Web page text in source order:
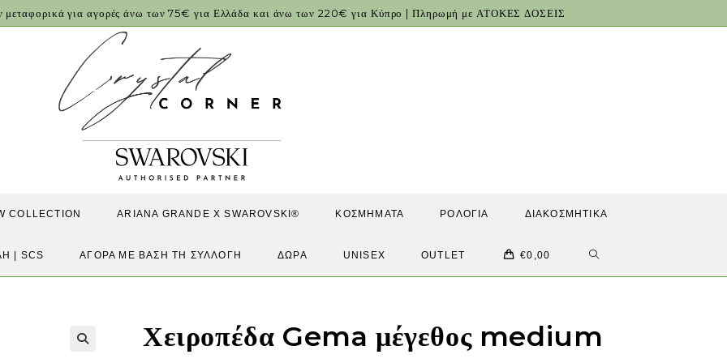
μεταφορικά για αγορές άνω των 75€ για Ελλάδα και άνω των 220€ για Κύπρο | Πληρωμή με ΑΤΟΚΕΣ ΔΟΣΕΙΣ
COLLECTION ARIANA GRANDE X SWAROVSKI® ΚΟΣΜΉΜΑΤΑ ΡΟΛΌΓΙΑ ΔΙΑΚΟΣΜΗΤΙΚΆ
| SCS ΑΓΟΡΆ ΜΕ ΒΆΣΗ ΤΗ ΣΥΛΛΟΓΉ ΔΏΡΑ UNISEX OUTLET €0,00 TOGGLE
SEARCH
Χειροπέδα Gema μέγεθος medium